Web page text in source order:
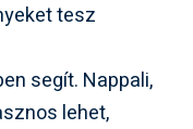
tesz
segít. Nappali,
lehet,